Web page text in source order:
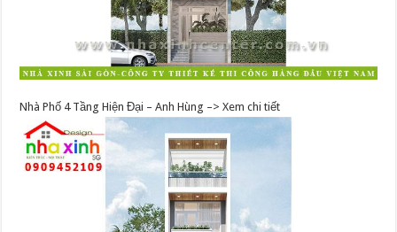
Nhà Phố 4 Tầng Hiện Đại – Anh Hùng –> Xem chi tiết